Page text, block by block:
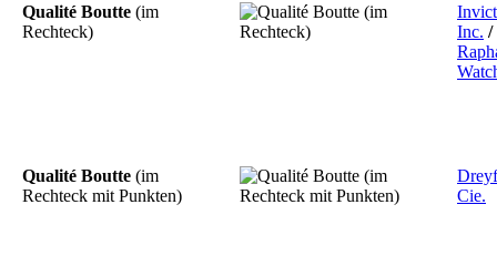
Qualité Boutte (im
Rechteck)
Inc. /
Qualité Boutte (im
Rechteck mit Punkten)
Cie.